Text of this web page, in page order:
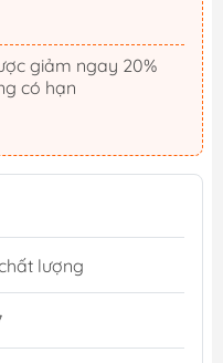
có hạn
lượng